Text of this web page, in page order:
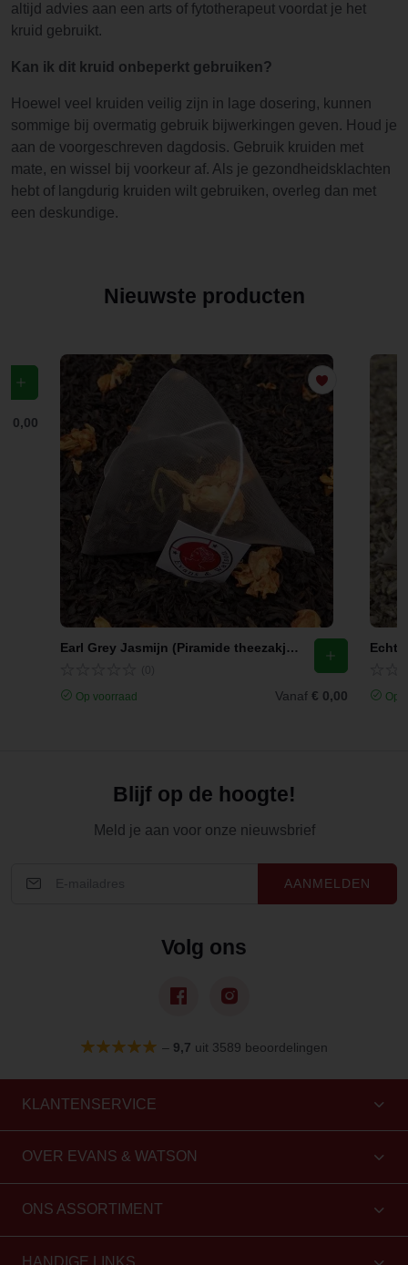
altijd advies aan een arts of fytotherapeut voordat je het
kruid gebruikt.
Kan ik dit kruid onbeperkt gebruiken?
Hoewel veel kruiden veilig zijn in lage dosering, kunnen
sommige bij overmatig gebruik bijwerkingen geven. Houd je
aan de voorgeschreven dagdosis. Gebruik kruiden met
mate, en wissel bij voorkeur af. Als je gezondheidsklachten
hebt of langdurig kruiden wilt gebruiken, overleg dan met
een deskundige.
Nieuwste producten
€ 0,00
Earl Grey Jasmijn (Piramide theezakjes)
Op voorraad Vanaf € 0,00 Op
Blijf op de hoogte!
Meld je aan voor onze nieuwsbrief
AANMELDEN
Volg ons
– 9,7 uit 3589 beoordelingen
KLANTENSERVICE
OVER EVANS & WATSON
ONS ASSORTIMENT
HANDIGE LINKS